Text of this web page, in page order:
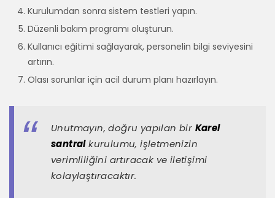
Kurulumdan sonra sistem testleri yapın.
Düzenli bakım programı oluşturun.
Kullanıcı eğitimi sağlayarak, personelin bilgi seviyesini
artırın.
Olası sorunlar için acil durum planı hazırlayın.
Unutmayın, doğru yapılan bir Karel
santralkurulumu, işletmenizin
verimliliğini artıracak ve iletişimi
kolaylaştıracaktır.